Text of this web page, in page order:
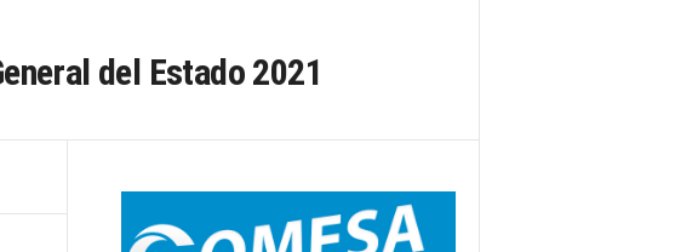
del Estado 2021